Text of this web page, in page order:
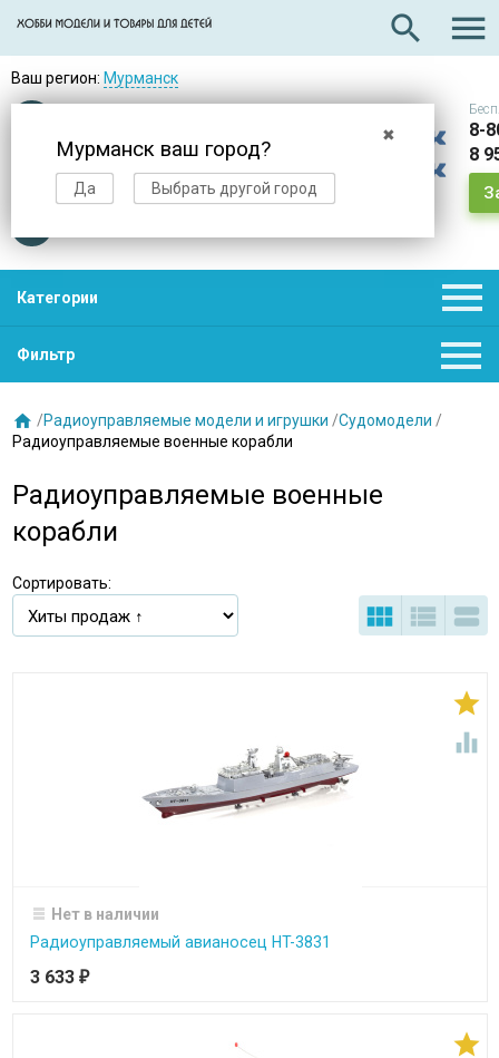
search 
Ваш регион: Мурманск
✖
Мурманск ваш город?
Да Выбрать другой город
Доставкав день заказа
8-
8
Категории 
Фильтр 
 /Радиоуправляемые модели и игрушки /Судомодели /
Радиоуправляемые военные корабли
Радиоуправляемые военные
корабли
Сортировать:
  


Нет в наличии
Радиоуправляемый авианосец HT-3831
3 633 ₽
